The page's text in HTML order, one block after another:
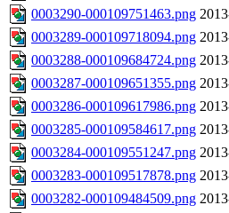
0003290-000109751463.png
0003289-000109718094.png
0003288-000109684724.png
0003287-000109651355.png
0003286-000109617986.png
0003285-000109584617.png
0003284-000109551247.png
0003283-000109517878.png
0003282-000109484509.png